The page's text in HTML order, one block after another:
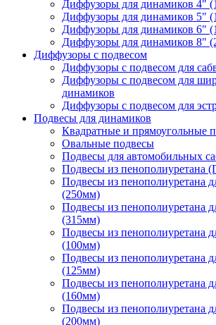
Диффузоры для динамиков 4"
Диффузоры для динамиков 5"
Диффузоры для динамиков 6"
Диффузоры для динамиков 8"
Диффузоры с подвесом
Диффузоры с подвесом для
Диффузоры с подвесом для
динамиков
Диффузоры с подвесом для
Подвесы для динамиков
Квадратные и прямоугольные
Овальные подвесы
Подвесы для автомобильных
Подвесы из пенополиуретана
Подвесы из пенополиуретана
(250мм)
Подвесы из пенополиуретана
(315мм)
Подвесы из пенополиуретана
(100мм)
Подвесы из пенополиуретана
(125мм)
Подвесы из пенополиуретана
(160мм)
Подвесы из пенополиуретана
(200мм)